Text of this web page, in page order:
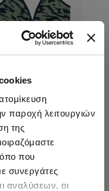
παροχή λειτουργιών
της
που
συνεργάτες
αναλύσεων, οι
Εφηβικό Μπούστο
6,95 €